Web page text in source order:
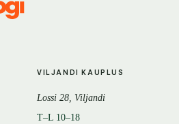
VILJANDI KAUPLUS
Lossi 28, Viljandi
T–L 10–18